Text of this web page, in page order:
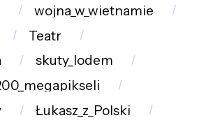
wojna_w_wietnamie
Teatr
skuty_lodem
Łukasz_z_Polski